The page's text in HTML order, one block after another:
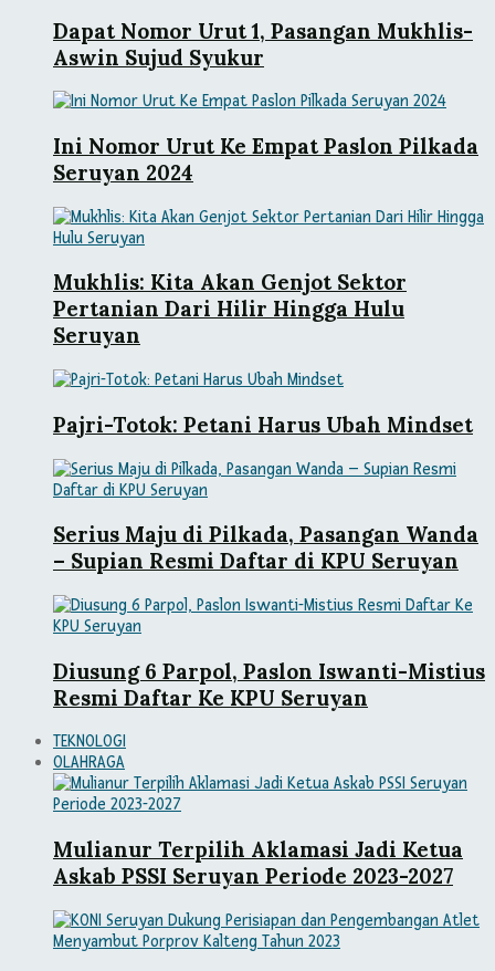
Dapat Nomor Urut 1, Pasangan Mukhlis-
Aswin Sujud Syukur
Ini Nomor Urut Ke Empat Paslon Pilkada
Seruyan 2024
Mukhlis: Kita Akan Genjot Sektor
Pertanian Dari Hilir Hingga Hulu
Seruyan
Pajri-Totok: Petani Harus Ubah Mindset
Serius Maju di Pilkada, Pasangan Wanda
– Supian Resmi Daftar di KPU Seruyan
Diusung 6 Parpol, Paslon Iswanti-Mistius
Resmi Daftar Ke KPU Seruyan
TEKNOLOGI
OLAHRAGA
Mulianur Terpilih Aklamasi Jadi Ketua
Askab PSSI Seruyan Periode 2023-2027